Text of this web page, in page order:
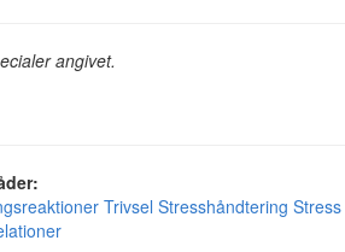
angivet.
Trivsel Stresshåndtering Stress